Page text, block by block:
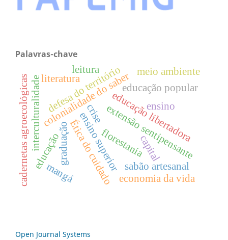
Palavras-chave
extensão sentipensante
colonialidade do sabereducação libertadora
florestania
Ética do cuidado
interculturalidade ensino superior
cadernetas agroecológicas defesa do território
economia da vida
educação popular
crise
capital
meio ambiente
ensino
graduação
literatura
educação
mangá
leitura
sabão artesanal
Open Journal Systems